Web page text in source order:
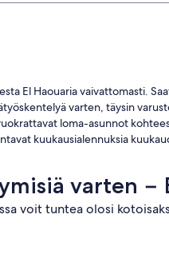
El Haouaria vaivattomasti.
varten, täysin
loma-asunnot
kuukausialennuksia
varten −
voit tuntea olosi